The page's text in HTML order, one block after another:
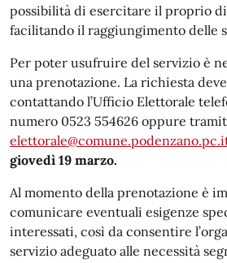
possibilità di esercitare il proprio
facilitando il raggiungimento delle
Per poter usufruire del servizio è
una prenotazione. La richiesta
contattando l’Ufficio Elettorale
numero 0523 554626 oppure
giovedì 19 marzo.
Al momento della prenotazione è
comunicare eventuali esigenze
interessati, così da consentire
servizio adeguato alle necessità